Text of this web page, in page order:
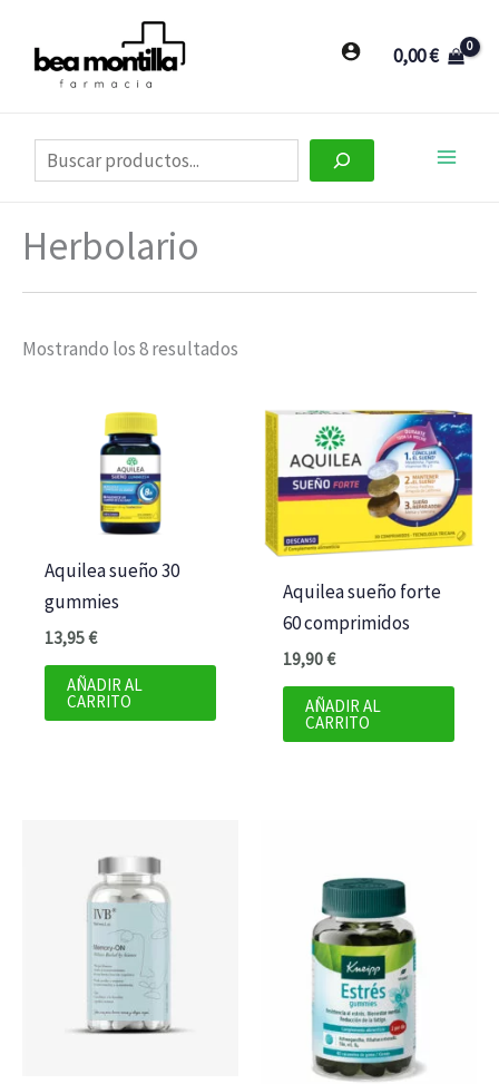
contenido
0,00€
Buscar
Herbolario
Mostrando los 8 resultados
Aquilea sueño 30
gummies
13,95€
AÑADIR AL
CARRITO
Aquilea sueño forte
60 comprimidos
19,90€
AÑADIR AL
CARRITO